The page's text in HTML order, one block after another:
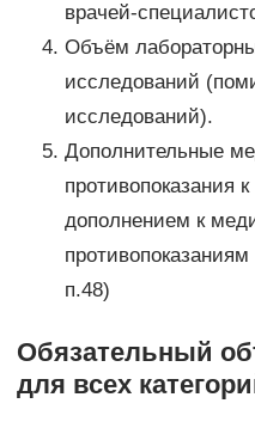
врачей-
Объём
исследований
исследований).
Дополнительные
противопоказания
дополнением к
п.48)
Обязательный
для всех